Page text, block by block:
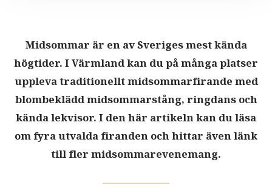
Midsommar är en av Sveriges mest kända
högtider. I Värmland kan du på många platser
uppleva traditionellt midsommarfirande med
blombeklädd midsommarstång, ringdans och
kända lekvisor. I den här artikeln kan du läsa
om fyra utvalda firanden och hittar även länk
till fler midsommarevenemang.